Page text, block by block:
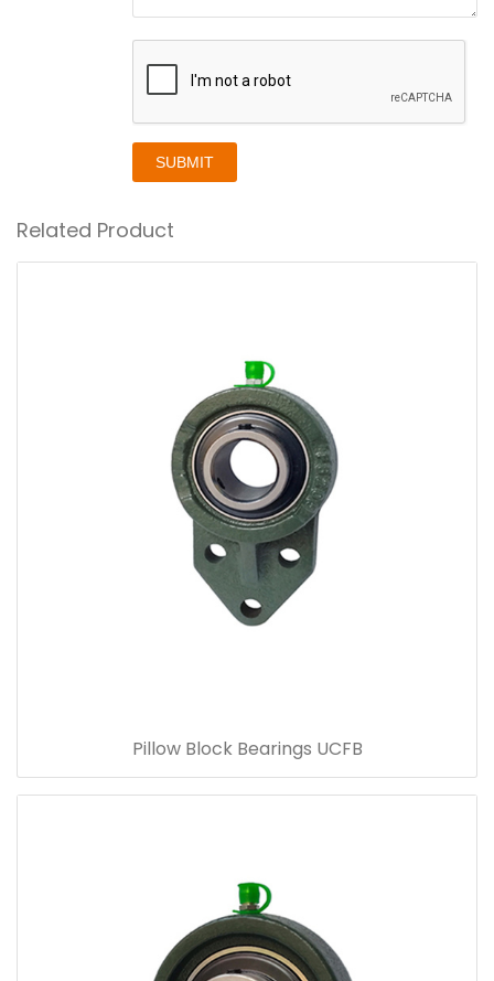
SUBMIT
Related Product
Pillow Block Bearings UCFB